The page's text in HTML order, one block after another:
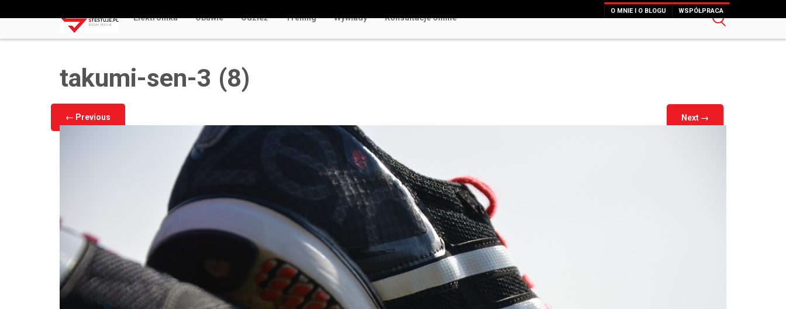
O MNIE I O BLOGU WSPÓŁPRACA
Elektronika Obuwie Odzież Trening Wywiady Konsultacje online
Odkryj Najlepsze Darmowe Gry Kasynowe Online w Polsce Rozrywka Bez Ryzyka i Rejestracji
takumi-sen-3 (8)
← Previous Next →